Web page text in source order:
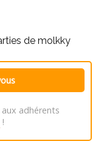
de molkky
adhérents
!